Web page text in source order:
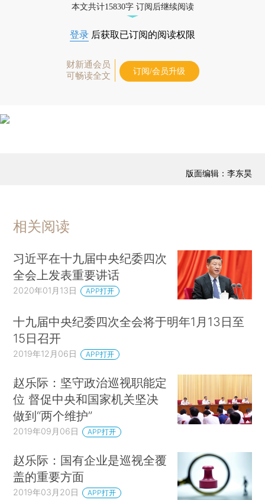
本文共计15830字 订阅后继续阅读
登录 后获取已订阅的阅读权限
财新通会员
可畅读全文
订阅/会员升级
版面编辑：李东昊
相关阅读
习近平在十九届中央纪委四次
全会上发表重要讲话
2020年01月13日 APP打开
十九届中央纪委四次全会将于明年1月13日至
15日召开
2019年12月06日 APP打开
赵乐际：坚守政治巡视职能定
位 督促中央和国家机关坚决
做到“两个维护”
2019年09月06日 APP打开
赵乐际：国有企业是巡视全覆
盖的重要方面
2019年03月20日 APP打开